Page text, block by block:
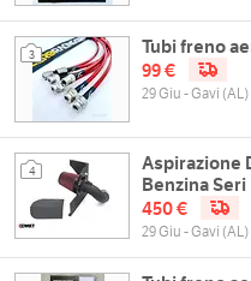
3
Tubi freno
99 €
29 Giu - Gavi (AL)
4
Aspirazione
Benzina Seri
450 €
29 Giu - Gavi (AL)